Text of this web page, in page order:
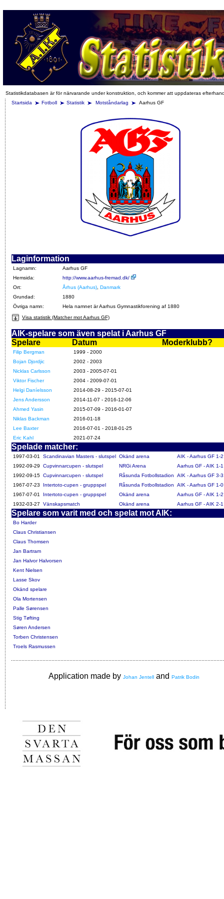
Statistikdatabasen är för närvarande under konstruktion, och kommer att uppdateras
Startsida
Fotboll Statistik Motståndarlag Aarhus GF
Laginformation
Lagnamn:
Aarhus GF
Hemsida:
http://www.aarhus-fremad.dk/
Ort:
Århus (Aarhus), Danmark
Grundad:
1880
Övriga namn:
Hela namnet är Aarhus Gymnastikforening af 1880
Visa statistik (Matcher mot Aarhus GF)
AIK-spelare som även spelat i Aarhus GF
Spelare
Datum Moderklubb?
Filip Bergman
1999 - 2000
Bojan Djordjic
2002 - 2003
Nicklas Carlsson
2003 - 2005-07-01
Viktor Fischer
2004 - 2009-07-01
Helgi Daníelsson
2014-08-29 - 2015-07-01
Jens Andersson
2014-11-07 - 2016-12-06
Ahmed Yasin
2015-07-09 - 2016-01-07
Niklas Backman
2016-01-18
Lee Baxter
2016-07-01 - 2018-01-25
Eric Kahl
2021-07-24
Spelade matcher:
1997-03-01 Scandinavian Masters - slutspel Okänd arena AIK - Aarhus GF 1-2
1992-09-29
Cupvinnarcupen - slutspel NRGi Arena Aarhus GF - AIK 1-1
1992-09-15 Cupvinnarcupen - slutspel Råsunda Fotbollstadion AIK - Aarhus GF 3-3
1967-07-23
Intertoto-cupen - gruppspel Råsunda Fotbollstadion AIK - Aarhus GF 1-0
1967-07-01
Intertoto-cupen - gruppspel Okänd arena Aarhus GF - AIK 1-2
1932-03-27
Vänskapsmatch Okänd arena Aarhus GF - AIK 2-1
Spelare som varit med och spelat mot AIK:
Bo Harder
Claus Christiansen
Claus Thomsen
Jan Bartram
Jan Halvor Halvorsen
Kent Nielsen
Lasse Skov
Okänd spelare
Ola Mortensen
Palle Sørensen
Stig Tøfting
Søren Andersen
Torben Christensen
Troels Rasmussen
Application made by Johan Jentell and Patrik Bodin